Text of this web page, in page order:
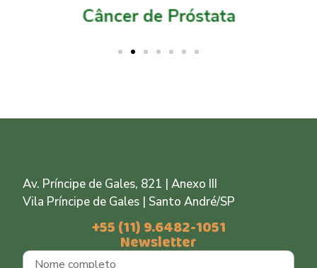
Av. Príncipe de Gales, 821 | Anexo III
Vila Príncipe de Gales | Santo André/SP
+55 (11) 9.6482-1051
Newsletter